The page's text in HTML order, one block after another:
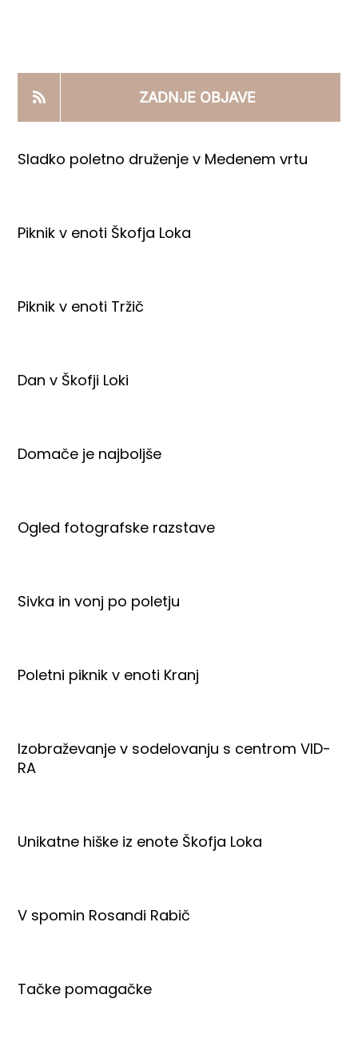
PRODAJNI IZDELKI
AKTUALNO
ZADNJE OBJAVE
Sladko poletno druženje v Medenem vrtu
Piknik v enoti Škofja Loka
Piknik v enoti Tržič
Dan v Škofji Loki
Domače je najboljše
Ogled fotografske razstave
Sivka in vonj po poletju
Poletni piknik v enoti Kranj
Izobraževanje v sodelovanju s centrom VID-
RA
Unikatne hiške iz enote Škofja Loka
V spomin Rosandi Rabič
Tačke pomagačke